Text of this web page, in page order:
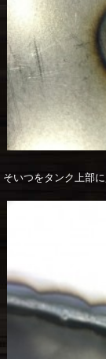
そいつをタンク上部